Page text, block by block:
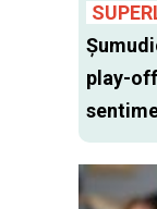
play-off